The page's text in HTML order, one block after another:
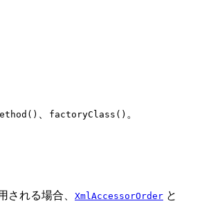
factoryClass() 。
される場合、 XmlAccessorOrder と